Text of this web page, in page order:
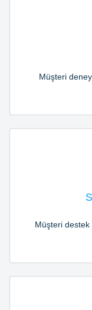
Müşteri
Müşteri destek